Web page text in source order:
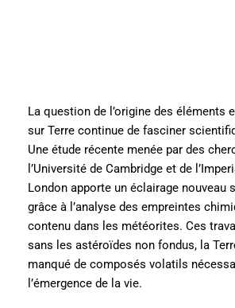
La question de l’origine des éléments
sur Terre continue de fasciner
Une étude récente menée par des
l’Université de Cambridge et de
London apporte un éclairage nouveau
grâce à l’analyse des empreintes
contenu dans les météorites. Ces
sans les astéroïdes non fondus, la
manqué de composés volatils
l’émergence de la vie.